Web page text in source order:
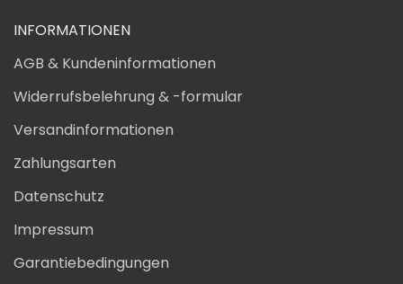
INFORMATIONEN
AGB & Kundeninformationen
Widerrufsbelehrung & -formular
Versandinformationen
Zahlungsarten
Datenschutz
Impressum
Garantiebedingungen